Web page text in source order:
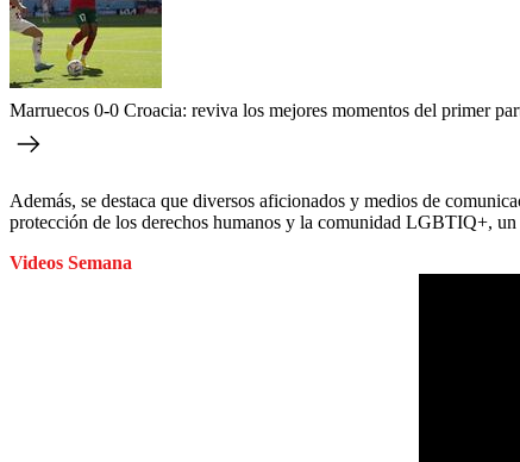
Marruecos 0-0 Croacia: reviva los mejores momentos del primer
Además, se destaca que diversos aficionados y medios de
protección de los derechos humanos y la comunidad LGBTIQ+,
Videos Semana